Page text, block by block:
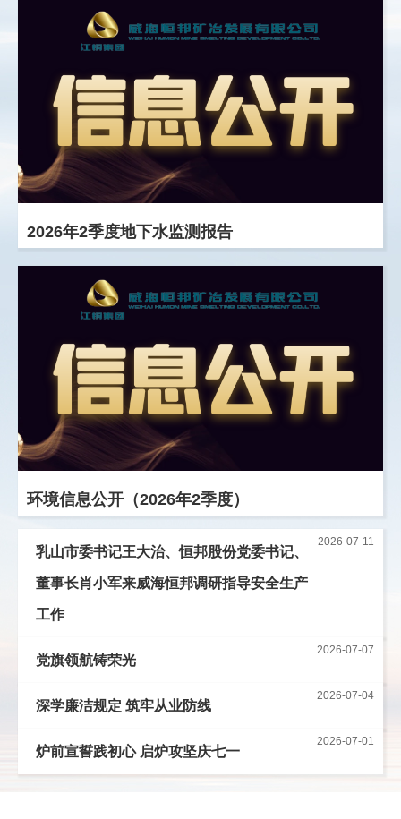
人才观：重用能人而不虚用完人，追求卓越
学习观
：以勤奋学习为乐，以知识更新为
荣。
竞争观
：战胜自己才能战胜对手，真正的对
手是自己。
道德观：厚德载物，诚信为本。
企业理念
以人为本、永续发展
2026年2季度地下水监测报告
环境信息公开（2026年2季度）
2026-07-11
乳山市委书记王大治、恒邦股份党委书记、
董事长肖小军来威海恒邦调研指导安全生产
工作
2026-07-07
党旗领航铸荣光
2026-07-04
深学廉洁规定 筑牢从业防线
2026-07-01
炉前宣誓践初心 启炉攻坚庆七一